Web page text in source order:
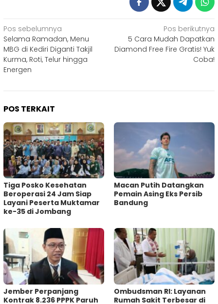
Navigasi
pos
Pos sebelumnya
Selama Ramadan, Menu
MBG di Kediri Diganti Takjil
Kurma, Roti, Telur hingga
Energen
Pos berikutnya
5 Cara Mudah Dapatkan
Diamond Free Fire Gratis! Yuk
Coba!
POS TERKAIT
Tiga Posko Kesehatan
Beroperasi 24 Jam Siap
Layani Peserta Muktamar
ke-35 di Jombang
Macan Putih Datangkan
Pemain Asing Eks Persib
Bandung
Jember Perpanjang
Kontrak 8.236 PPPK Paruh
Ombudsman RI: Layanan
Rumah Sakit Terbesar di